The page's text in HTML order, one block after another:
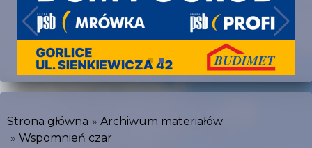
Strona główna
Archiwum materiałów
Wspomnień czar